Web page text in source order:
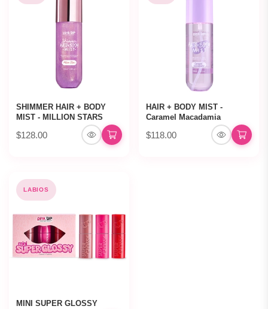
SHIMMER HAIR + BODY
MIST - MILLION STARS
$128.00
HAIR + BODY MIST -
Caramel Macadamia
$118.00
LABIOS
MINI SUPER GLOSSY